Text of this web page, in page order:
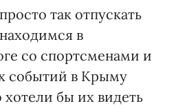
так отпускать
в
со спортсменами и
событий в Крыму
хотели бы их видеть